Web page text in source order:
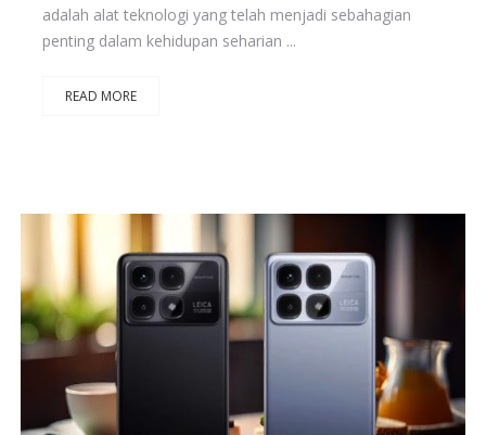
adalah alat teknologi yang telah menjadi sebahagian
penting dalam kehidupan seharian ...
READ MORE